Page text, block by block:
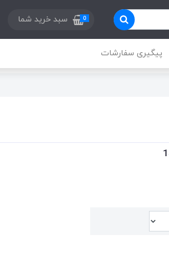
0 سبد خرید شما
پیگیری سفارشات